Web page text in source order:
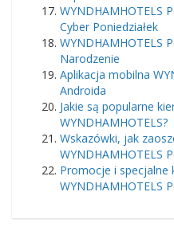
WYNDHAMHOTELS
Cyber ​​Poniedziałek
WYNDHAMHOTELS
Narodzenie
Aplikacja mobilna
Androida
Jakie są popularne
WYNDHAMHOTELS?
Wskazówki, jak
WYNDHAMHOTELS
Promocje i specjalne
WYNDHAMHOTELS